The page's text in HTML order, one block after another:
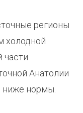
регионы
холодной
части
Анатолии
ниже нормы.